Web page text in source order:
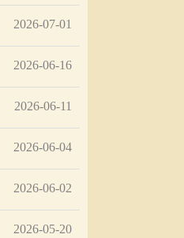
2026-07-01
2026-06-16
2026-06-11
2026-06-04
2026-06-02
2026-05-20